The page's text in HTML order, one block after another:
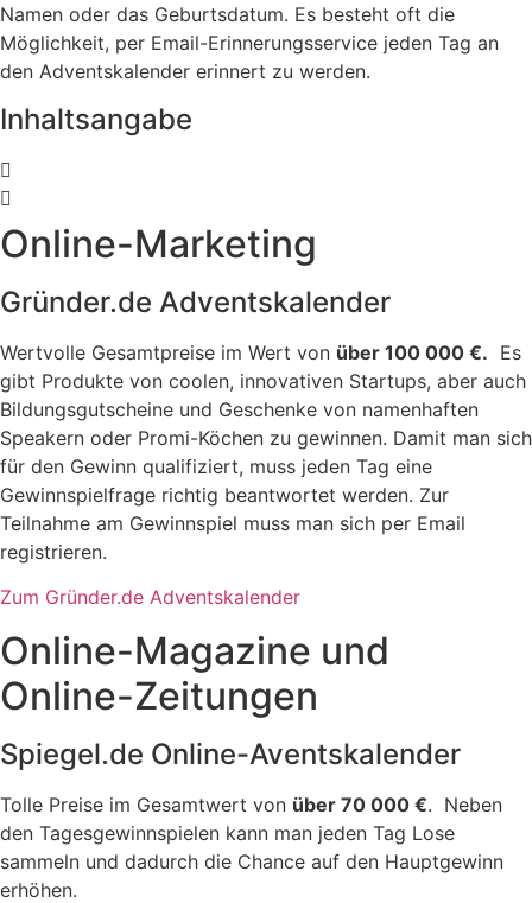
Namen oder das Geburtsdatum. Es besteht oft die
Möglichkeit, per Email-Erinnerungsservice jeden Tag an
den Adventskalender erinnert zu werden.
Inhaltsangabe
Online-Marketing
Gründer.de Adventskalender
Wertvolle Gesamtpreise im Wert von über 100 000 €. Es
gibt Produkte von coolen, innovativen Startups, aber auch
Bildungsgutscheine und Geschenke von namenhaften
Speakern oder Promi-Köchen zu gewinnen. Damit man sich
für den Gewinn qualifiziert, muss jeden Tag eine
Gewinnspielfrage richtig beantwortet werden. Zur
Teilnahme am Gewinnspiel muss man sich per Email
registrieren.
Zum Gründer.de Adventskalender
Online-Magazine und
Online-Zeitungen
Spiegel.de Online-Aventskalender
Tolle Preise im Gesamtwert von über 70 000 €. Neben
den Tagesgewinnspielen kann man jeden Tag Lose
sammeln und dadurch die Chance auf den Hauptgewinn
erhöhen.